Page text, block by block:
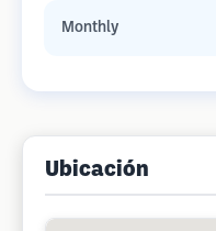
Monthly
Ubicación